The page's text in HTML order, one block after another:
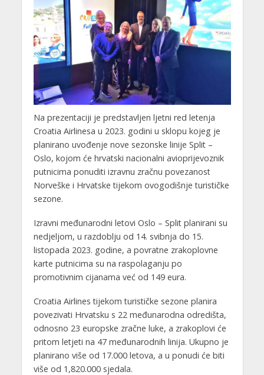
Na prezentaciji je predstavljen ljetni red letenja
Croatia Airlinesa u 2023. godini u sklopu kojeg je
planirano uvođenje nove sezonske linije Split –
Oslo, kojom će hrvatski nacionalni avioprijevoznik
putnicima ponuditi izravnu zračnu povezanost
Norveške i Hrvatske tijekom ovogodišnje turističke
sezone.
Izravni međunarodni letovi Oslo – Split planirani su
nedjeljom, u razdoblju od 14. svibnja do 15.
listopada 2023. godine, a povratne zrakoplovne
karte putnicima su na raspolaganju po
promotivnim cijanama već od 149 eura.
Croatia Airlines tijekom turističke sezone planira
povezivati Hrvatsku s 22 međunarodna odredišta,
odnosno 23 europske zračne luke, a zrakoplovi će
pritom letjeti na 47 međunarodnih linija. Ukupno je
planirano više od 17.000 letova, a u ponudi će biti
više od 1,820.000 sjedala.